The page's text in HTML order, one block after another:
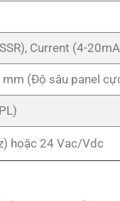
Current (4-
(Độ sâu panel
hoặc 24 Vac/Vdc